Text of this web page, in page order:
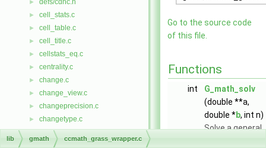
► defs/cdhc.h
► cell_stats.c
► cell_table.c
► cell_title.c
► cellstats_eq.c
► centrality.c
► change.c
► change_view.c
► changeprecision.c
► changetype.c
check.c
► chisqe.c
Go to the source code
of this file.
Functions
int
G_math_solv
(double **a,
double *b, int n)
Solve a general
lib gmath ccmath_grass_wrapper.c